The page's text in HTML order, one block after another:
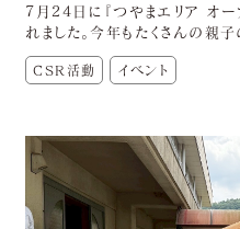
7月24日に『つやまエリア オー
れました。今年もたくさんの親
CSR活動 イベント